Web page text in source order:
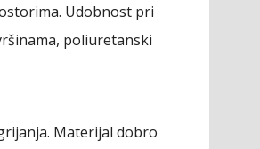
Udobnost pri
poliuretanski
Materijal dobro